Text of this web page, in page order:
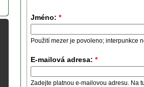
Jméno: *
Použití mezer je povoleno; interpunkce
E-mailová adresa: *
Zadejte platnou e-mailovou adresu. Na